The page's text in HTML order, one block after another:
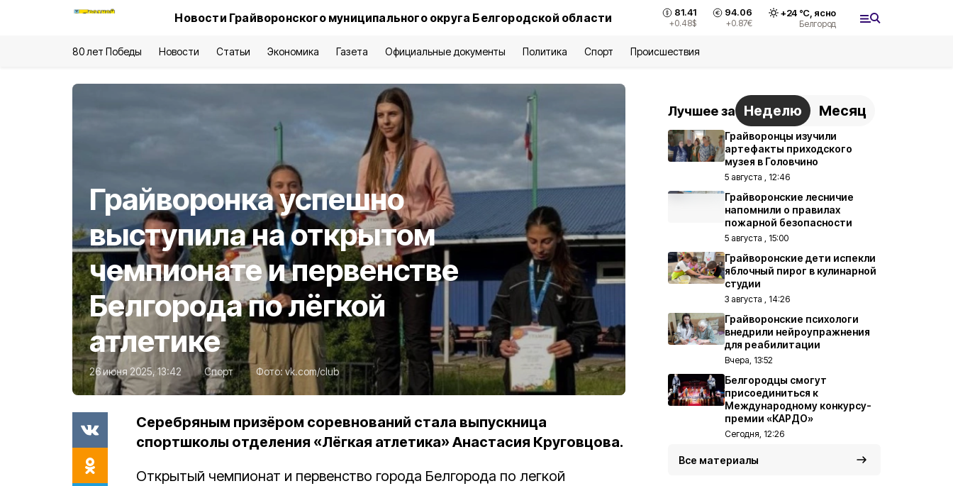
Новости Грайворонского муниципального округа Белгородской области 81.41
+0.48$
94.06
+0.87€
+24°С, ясно
Белгород
80 лет Победы Новости Статьи Экономика Газета Официальные документы Политика Спорт Происшествия
Грайворонка успешно
выступила на открытом
чемпионате и первенстве
Белгорода по лёгкой
атлетике
26 июня 2025, 13:42 Спорт Фото: vk.com/club
Серебряным призёром соревнований стала выпускница
спортшколы отделения «Лёгкая атлетика» Анастасия Круговцова.
Открытый чемпионат и первенство города Белгорода по легкой
Лучшее за Неделю Месяц
Грайворонцы изучили
артефакты приходского
музея в Головчино
5 августа , 12:46
Грайворонские лесничие
напомнили о правилах
пожарной безопасности
5 августа , 15:00
Грайворонские дети испекли
яблочный пирог в кулинарной
студии
3 августа , 14:26
Грайворонские психологи
внедрили нейроупражнения
для реабилитации
Вчера, 13:52
Белгородцы смогут
присоединиться к
Международному конкурсу-
премии «КАРДО»
Сегодня, 12:26
Все материалы